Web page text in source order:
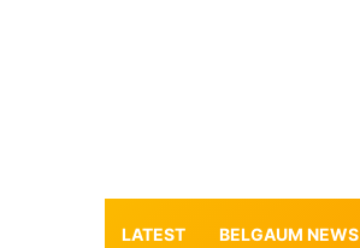
LATEST BELGAUM NEWS